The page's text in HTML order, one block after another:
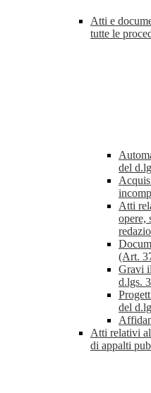
Atti e
tutte le
del
Atti
opere,
(Art.
Gravi
d.lgs.
del
Atti relativi
di appalti